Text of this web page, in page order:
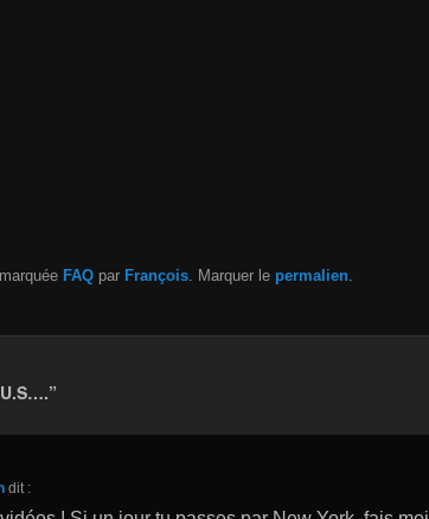
FAQ par François . Marquer le permalien
dit :